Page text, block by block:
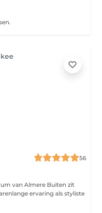
56
ervaring als styliste